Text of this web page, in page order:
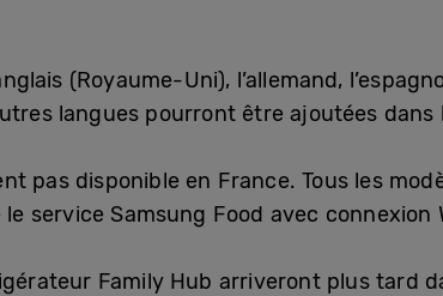
(Royaume-Uni), l’allemand,
langues pourront être ajoutées dans
pas disponible en France. Tous les
service Samsung Food avec connexion
Family Hub arriveront plus tard